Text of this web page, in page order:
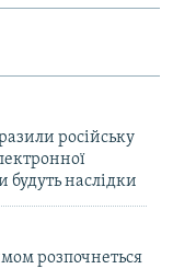
російську
будуть наслідки
розпочнеться